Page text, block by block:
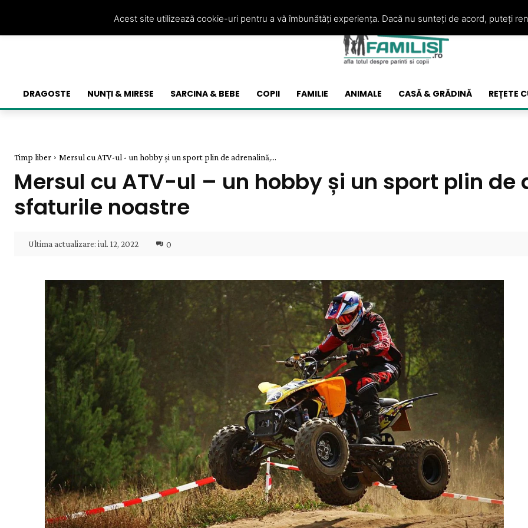
DRAGOSTE NUNȚI & MIRESE SARCINA & BEBE COPII FAMILIE ANIMALE CASĂ & GRĂDINĂ REȚETE
Timp liber Mersul cu ATV-ul - un hobby și un sport plin de adrenalină,...
Mersul cu ATV-ul – un hobby și un sport plin
sfaturile noastre
Ultima actualizare: iul. 12, 2022 0
Acest site utilizează cookie-uri pentru a vă îmbunătăți experiența. Dacă nu sunteți de acord, puteți